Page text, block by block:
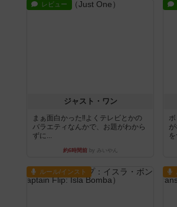
レビュー
ジャスト・ワン
まぁ面白かった‼️よくテレビとかの
バラエティなんかで、お題がわから
ずに...
約6時間前by みいやん
ルール/インスト